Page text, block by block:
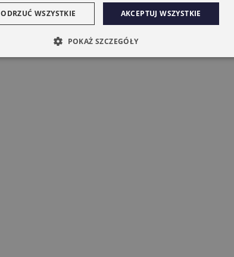
AKCEPTUJ WSZYSTKIE
ODRZUĆ WSZYSTKIE
POKAŻ SZCZEGÓŁY